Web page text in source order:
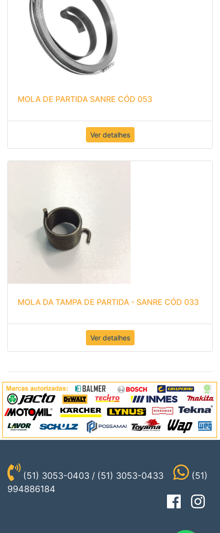
MOLA DE PARTIDA SANRE CÓD 053
Ver detalhes
MOLA DA TAMPA DE PARTIDA - SANRE CÓD 033
Ver detalhes
(51) 3053-0403 / (51) 3053-0433
(51)
994886184